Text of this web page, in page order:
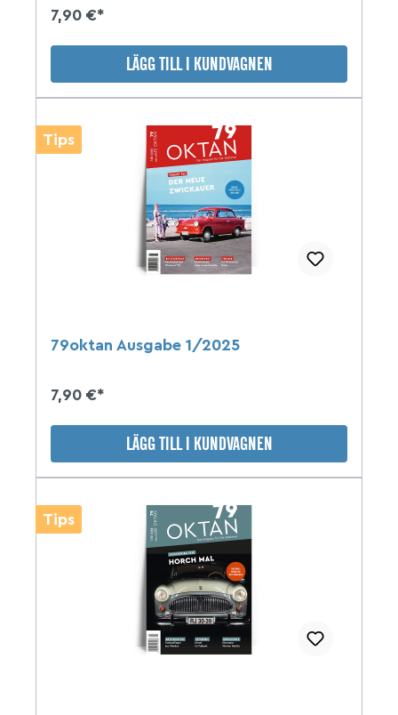
7,90 €*
LÄGG TILL I KUNDVAGNEN
Tips
79oktan Ausgabe 1/2025
7,90 €*
LÄGG TILL I KUNDVAGNEN
Tips